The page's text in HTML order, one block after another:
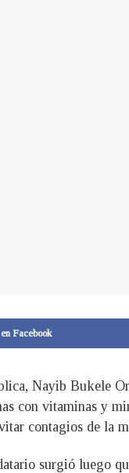
Facebook
Nayib Bukele
con vitaminas y
contagios de la
surgió luego